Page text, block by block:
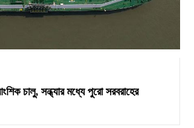
চালু, সন্ধ্যার মধ্যে পুরো সরবরাহের